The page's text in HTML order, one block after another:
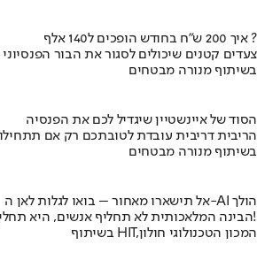
איך 200 ש"ח בחודש הופכים ל140 אלף ?
צעדים קטנים שיכולים לסגור את הבור הפנסיוני
בשיתוף מנורה מבטחים
הסוד של איינשטיין שיגדיל לכם את הפנסיה
הריבית דריבית עובדת לטובתכם רק אם
בשיתוף מנורה מבטחים
אל תישארו מאחור – בואו לגלות לאן ה-AI הולך
הבינה המלאכותית לא תחליף אנשים, היא תחליף את מי שלא משתמש בה!
בשיתוף HIT,המכון הטכנולוגי חולון